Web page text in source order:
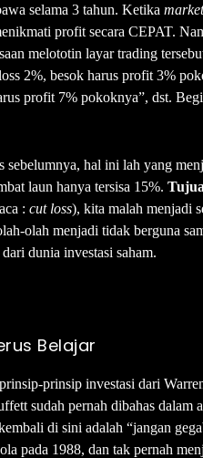
selama 3 tahun. Ketika
profit secara CEPAT.
melototin layar trading
2%, besok harus profit 3%
profit 7% pokoknya”, dst.
sebelumnya, hal ini lah yang
laun hanya tersisa 15%.
: cut loss), kita malah menjadi
olah menjadi tidak berguna
dunia investasi saham.
Belajar
prinsip investasi dari
sudah pernah dibahas dalam
di sini adalah “jangan
pada 1988, dan tak pernah